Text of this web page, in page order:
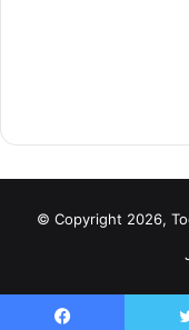
© Copyright 2026,